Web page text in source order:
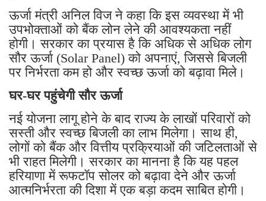
ऊर्जा मंत्री अनिल विज ने कहा कि इस व्यवस्था में भी
उपभोक्ताओं को बैंक लोन लेने की आवश्यकता नहीं
होगी। सरकार का प्रयास है कि अधिक से अधिक लोग
सौर ऊर्जा (Solar Panel) को अपनाएं, जिससे बिजली
पर निर्भरता कम हो और स्वच्छ ऊर्जा को बढ़ावा मिले।
घर-घर पहुंचेगी सौर ऊर्जा
नई योजना लागू होने के बाद राज्य के लाखों परिवारों को
सस्ती और स्वच्छ बिजली का लाभ मिलेगा। साथ ही,
लोगों को बैंक और वित्तीय प्रक्रियाओं की जटिलताओं से
भी राहत मिलेगी। सरकार का मानना है कि यह पहल
हरियाणा में रूफटॉप सोलर को बढ़ावा देने और ऊर्जा
आत्मनिर्भरता की दिशा में एक बड़ा कदम साबित होगी।